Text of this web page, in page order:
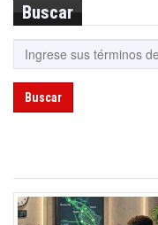
Buscar
Buscar